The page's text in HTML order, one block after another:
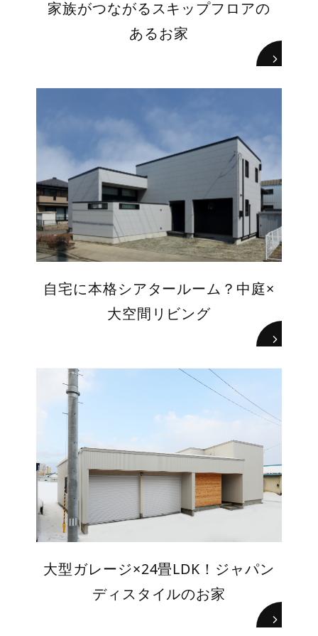
家族がつながるスキップフロアの
あるお家
自宅に本格シアタールーム？中庭×
大空間リビング
大型ガレージ×24畳LDK！ジャパン
ディスタイルのお家